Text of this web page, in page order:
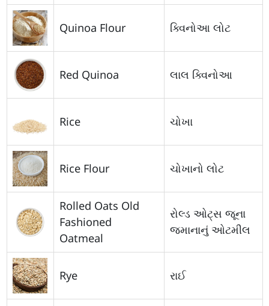
Quinoa Flour ક્વિનોઆ લોટ
Red Quinoa લાલ ક્વિનોઆ
Rice ચોખા
Rice Flour ચોખાનો લોટ
Rolled Oats Old
Fashioned
Oatmeal
રોલ્ડ ઓટ્સ જૂના
જમાનાનું ઓટમીલ
Rye રાઈ